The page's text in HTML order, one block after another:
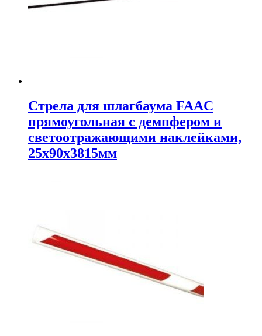
Стрела для шлагбаума FAAC
прямоугольная с демпфером и
светоотражающими наклейками,
25х90х3815мм